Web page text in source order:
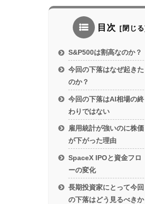
目次
S&P500は割高なのか？
今回の下落はなぜ起きた
のか？
今回の下落はAI相場の終
わりではない
雇用統計が強いのに株価
が下がった理由
SpaceX IPOと資金フロ
ーの変化
長期投資家にとって今回
の下落はどう見るべきか